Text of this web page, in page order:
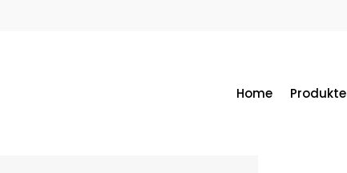
Home Produkte